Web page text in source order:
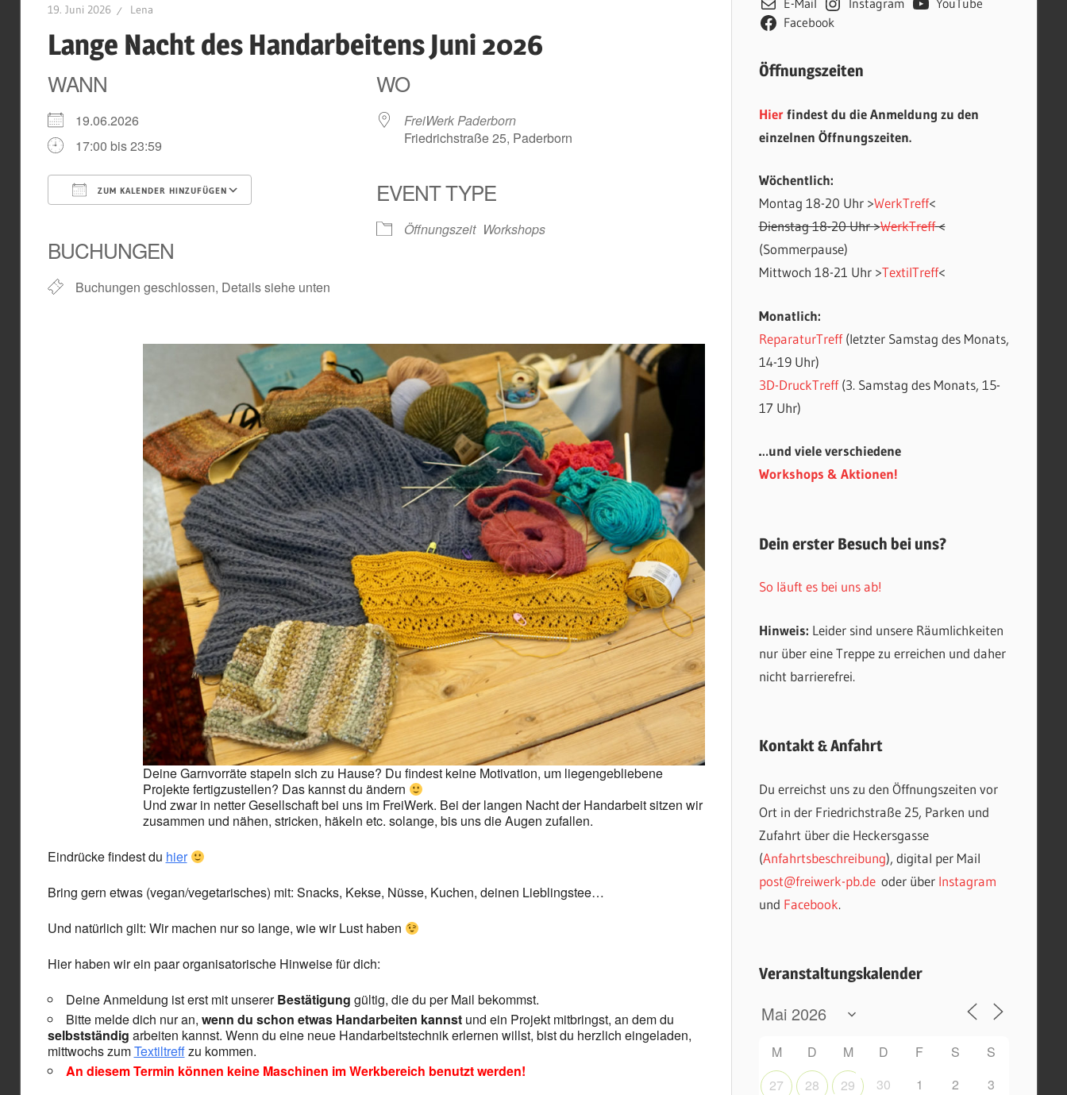
19. Juni 2026 Lena
Lange Nacht des Handarbeitens Juni 2026
WANN
19.06.2026
17:00 bis 23:59
ZUM KALENDER HINZUFÜGEN
Google Kalender Office 365 Outlook Live
BUCHUNGEN
Buchungen geschlossen, Details siehe unten
WO
FreiWerk Paderborn
Friedrichstraße 25, Paderborn
EVENT TYPE
Öffnungszeit Workshops
Deine Garnvorräte stapeln sich zu Hause? Du findest keine Motivation, um liegengebliebene
Projekte fertigzustellen? Das kannst du ändern
Und zwar in netter Gesellschaft bei uns im FreiWerk. Bei der langen Nacht der Handarbeit sitzen wir
zusammen und nähen, stricken, häkeln etc. solange, bis uns die Augen zufallen.
Eindrücke findest du hier
Bring gern etwas (vegan/vegetarisches) mit: Snacks, Kekse, Nüsse, Kuchen, deinen Lieblingstee…
Und natürlich gilt: Wir machen nur so lange, wie wir Lust haben
Hier haben wir ein paar organisatorische Hinweise für dich:
Deine Anmeldung ist erst mit unsererBestätigung gültig, die du per Mail bekommst.
Bitte melde dich nur an, wenn du schon etwas Handarbeiten kannstund ein Projekt mitbringst, an dem du
selbstständig arbeiten kannst. Wenn du eine neue Handarbeitstechnik erlernen willst, bist du herzlich eingeladen,
mittwochs zumTextiltreffzu kommen.
An diesem Termin können keine Maschinen im Werkbereich benutzt werden!
E-Mail Instagram
YouTube
Facebook
Öffnungszeiten
Hierfindest du die Anmeldung zu den
einzelnen Öffnungszeiten.
Wöchentlich:
Montag 18-20 Uhr >WerkTreff<
Dienstag 18-20 Uhr >WerkTreff<
(Sommerpause)
Mittwoch 18-21 Uhr >TextilTreff<
Monatlich:
ReparaturTreff(letzter Samstag des Monats,
14-19 Uhr)
3D-DruckTreff(3. Samstag des Monats, 15-
17 Uhr)
…und viele verschiedene
Workshops & Aktionen!
Dein erster Besuch bei uns?
So läuft es bei uns ab!
Hinweis: Leider sind unsere Räumlichkeiten
nur über eine Treppe zu erreichen und daher
nicht barrierefrei.
Kontakt & Anfahrt
Du erreichst uns zu den Öffnungszeiten vor
Ort in der Friedrichstraße 25, Parken und
Zufahrt über die Heckersgasse
(Anfahrtsbeschreibung), digital per Mail
post@freiwerk-pb.deoder über Instagram
und Facebook.
Veranstaltungskalender
M D M D F S
S
27
28 29 30 1 2
3